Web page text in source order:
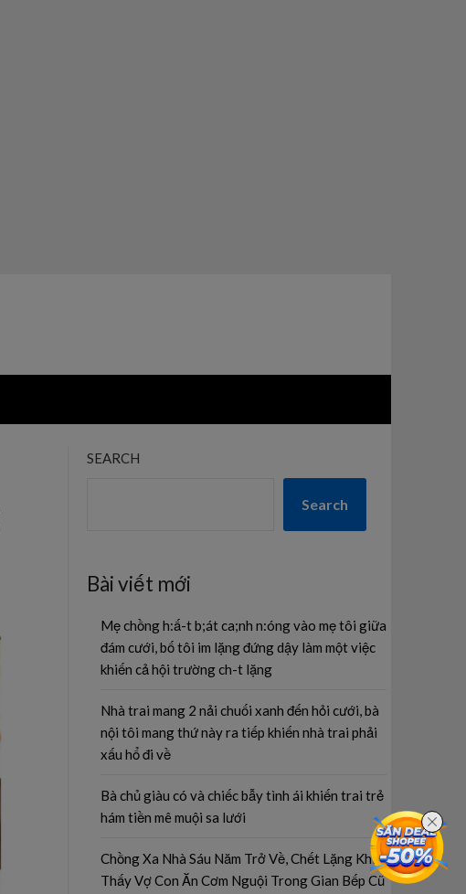
SEARCH
Search
Bài viết mới
Mẹ chồng h:ấ-t b;át ca;nh n:óng vào mẹ tôi giữa
đám cưới, bố tôi im lặng đứng dậy làm một việc
khiến cả hội trường ch-t lặng
Nhà trai mang 2 nải chuối xanh đến hỏi cưới, bà
nội tôi mang thứ này ra tiếp khiến nhà trai phải
xấu hổ đi về
Bà chủ giàu có và chiếc bẫy tình ái khiến trai trẻ
hám tiền mê muội sa lưới
Chồng Xa Nhà Sáu Năm Trở Về, Chết Lặng Khi
Thấy Vợ Con Ăn Cơm Nguội Trong Gian Bếp Cũ